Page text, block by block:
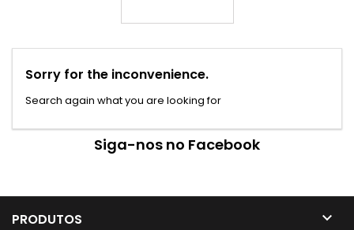
Sorry for the inconvenience.
Search again what you are looking for
Siga-nos no Facebook
PRODUTOS 